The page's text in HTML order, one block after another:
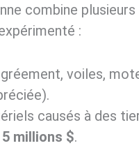
combine
:
voiles,
causés à des
5 millions $.